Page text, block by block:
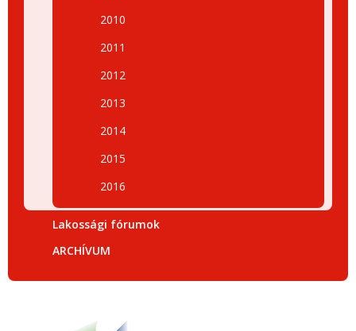
2010
2011
2012
2013
2014
2015
2016
Lakossági fórumok
ARCHÍVUM